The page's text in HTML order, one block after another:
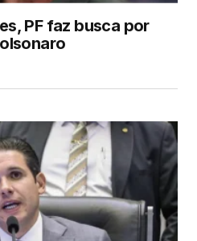
PF faz busca por